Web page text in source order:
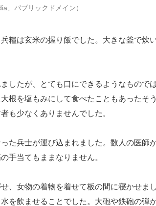
、パブリックドメイン）
糧は玄米の握り飯でした。大きな釜で炊
したが、とても口にできるようなもので
根を塩もみにして食べたこともあったそう
も少なくありませんでした。
た兵士が運び込まれました。数人の医師
手当てもままなりません。
、女物の着物を着せて板の間に寝かせまし
を飲ませることでした。大砲や鉄砲の弾